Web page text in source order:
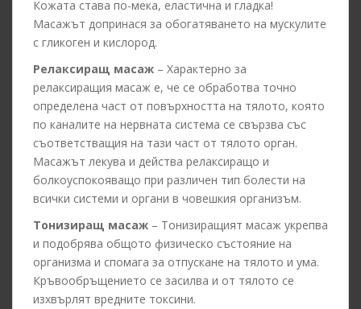
Кожата става по-мека, еластична и гладка!
Масажът допринася за обогатяването на мускулите
с гликоген и кислород.
Релаксиращ масаж – Характерно за
релаксиращия масаж е, че се обработва точно
определена част от повърхността на тялото, която
по каналите на нервната система се свързва със
съответстващия на тази част от тялото орган.
Масажът лекува и действа релаксиращо и
болкоуспокояващо при различен тип болести на
всички системи и органи в човешкия организъм.
Тонизиращ масаж – Тонизиращият масаж укрепва
и подобрява общото физическо състояние на
организма и спомага за отпускане на тялото и ума.
Кръвообръщението се засилва и от тялото се
изхвърлят вредните токсини.